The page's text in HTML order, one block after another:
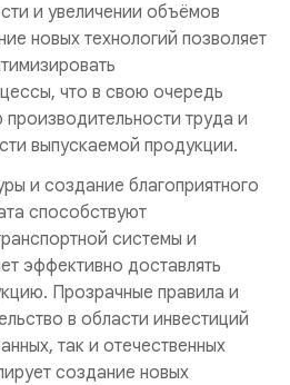
и увеличении объёмов
новых технологий позволяет
что в свою очередь
труда и
выпускаемой продукции.
и создание благоприятного
способствуют
системы и
эффективно доставлять
Прозрачные правила и
в области инвестиций
так и отечественных
создание новых